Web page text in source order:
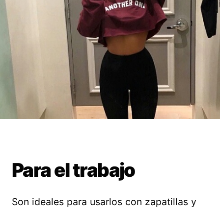
Para el trabajo
Son ideales para usarlos con zapatillas y